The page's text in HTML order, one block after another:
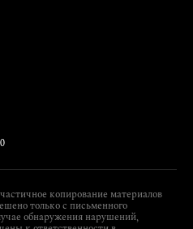
копирование материалов
только с письменного
обнаружения нарушений,